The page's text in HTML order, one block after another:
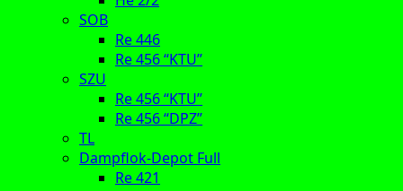
SOB
Re 446
Re 456 “KTU”
SZU
Re 456 “KTU”
Re 456 “DPZ”
TL
Dampflok-Depot Full
Re 421